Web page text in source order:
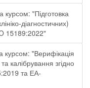
курсом: "Підготовка
діагностичних)
15189:2022"
курсом: "Верифікація
калібрування згідно
та ЕА-